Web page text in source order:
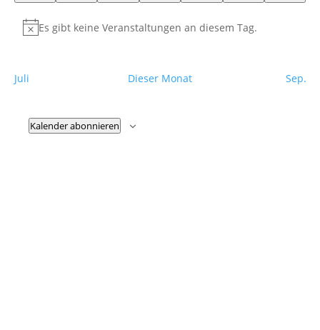
Hinweis
Es gibt keine Veranstaltungen an diesem Tag.
Juli Dieser Monat Sep.
Kalender abonnieren